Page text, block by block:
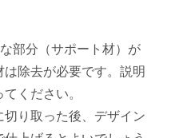
部分（サポート材）が
除去が必要です。説明
ください。
り取った後、デザイン